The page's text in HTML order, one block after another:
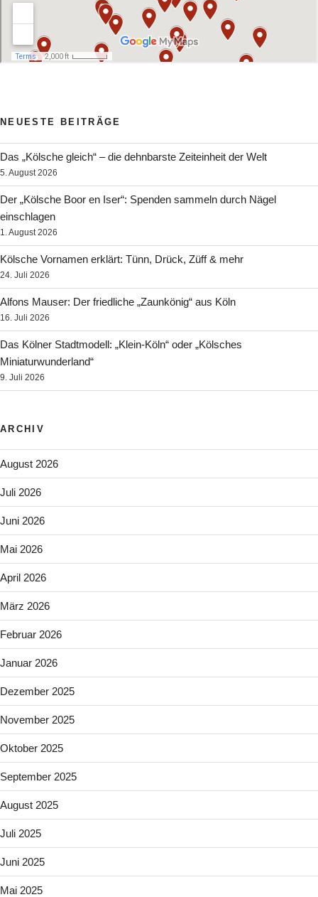
NEUESTE BEITRÄGE
Das „Kölsche gleich“ – die dehnbarste Zeiteinheit der Welt
5. August 2026
Der „Kölsche Boor en Iser“: Spenden sammeln durch Nägel
einschlagen
1. August 2026
Kölsche Vornamen erklärt: Tünn, Drück, Züff & mehr
24. Juli 2026
Alfons Mauser: Der friedliche „Zaunkönig“ aus Köln
16. Juli 2026
Das Kölner Stadtmodell: „Klein-Köln“ oder „Kölsches
Miniaturwunderland“
9. Juli 2026
ARCHIV
August 2026
Juli 2026
Juni 2026
Mai 2026
April 2026
März 2026
Februar 2026
Januar 2026
Dezember 2025
November 2025
Oktober 2025
September 2025
August 2025
Juli 2025
Juni 2025
Mai 2025